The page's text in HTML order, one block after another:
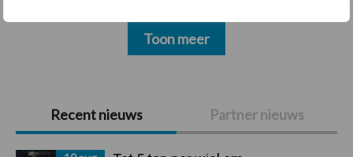
Primaire
Sidebar
Recent nieuws Partner nieuws
Toon meer